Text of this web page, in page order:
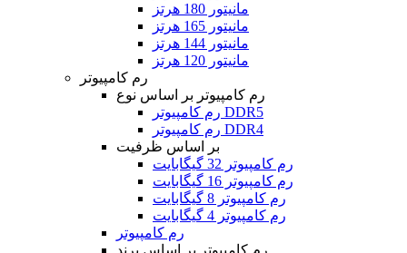
مانیتور 180 هرتز
مانیتور 165 هرتز
مانیتور 144 هرتز
مانیتور 120 هرتز
رم کامپیوتر
رم کامپیوتر بر اساس نوع
رم کامپیوتر DDR5
رم کامپیوتر DDR4
بر اساس ظرفیت
رم کامپیوتر 32 گیگابایت
رم کامپیوتر 16 گیگابایت
رم کامپیوتر 8 گیگابایت
رم کامپیوتر 4 گیگابایت
رم کامپیوتر
رم کامپیوتر بر اساس برند